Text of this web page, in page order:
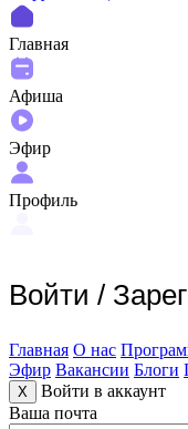
Главная
Афиша
Эфир
Профиль
Войти /
Главная О нас
Эфир Вакансии Блоги
X
Войти в аккаунт
Ваша почта